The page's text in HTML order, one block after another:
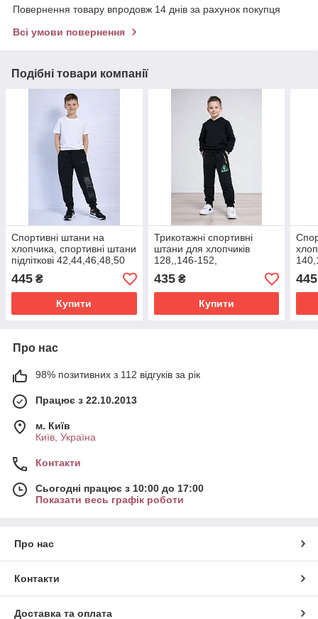
Повернення товару впродовж 14 днів за рахунок покупця
Всі умови повернення
Подібні товари компанії
Спортивні штани на
хлопчика, спортивні штани
підліткові 42,44,46,48,50
на зріст від 146см
445 ₴
Купити
Трикотажні спортивні
штани для хлопчиків
128,,146-152,
435₴
Купити
445
Про нас
98% позитивних з 112 відгуків за рік
Працює з 22.10.2013
м. Київ
Київ, Україна
Контакти
Сьогодні працює з 10:00 до 17:00
Показати весь графік роботи
Про нас
Контакти
Доставка та оплата